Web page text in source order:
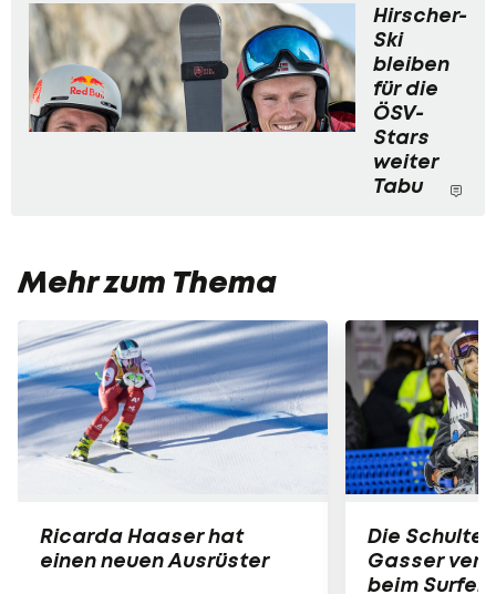
Hirscher-
Ski
bleiben
für die
ÖSV-
Stars
weiter
Tabu
Mehr zum Thema
Ricarda Haaser hat
einen neuen Ausrüster
Die
Gasser
beim Surfen